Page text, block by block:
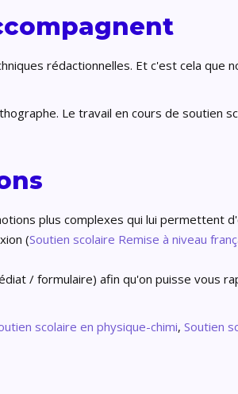
rédactionnelles. Et c'est cela que
Le travail en cours de soutien
plus complexes qui lui permettent
(Soutien scolaire Remise à niveau
/ formulaire) afin qu'on puisse vous
scolaire en physique-chimi, Soutien